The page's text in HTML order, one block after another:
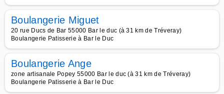
Boulangerie Miguet
20 rue Ducs de Bar 55000 Bar le duc (à 31 km de Tréveray)
Boulangerie Patisserie à Bar le Duc
Boulangerie Ange
zone artisanale Popey 55000 Bar le duc (à 31 km de Tréveray)
Boulangerie Patisserie à Bar le Duc